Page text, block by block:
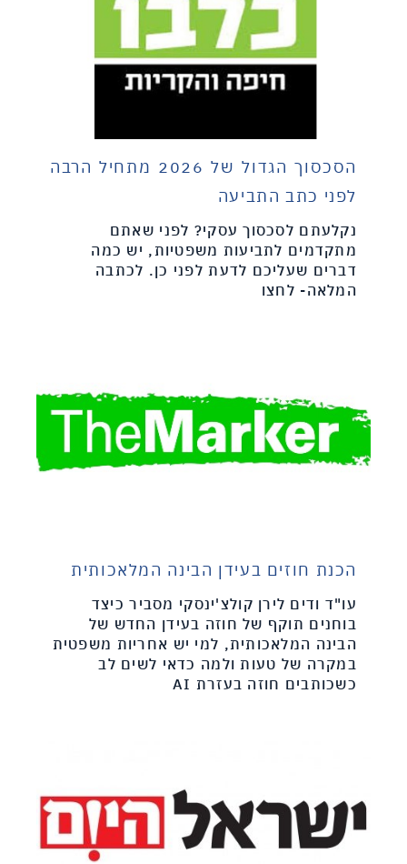
הסכסוך הגדול של 2026 מתחיל הרבה
לפני כתב התביעה
נקלעתם לסכסוך עסקי? לפני שאתם
מתקדמים לתביעות משפטיות, יש כמה
דברים שעליכם לדעת לפני כן. לכתבה
המלאה- לחצו
הכנת חוזים בעידן הבינה המלאכותית
עו"ד ודים לירן קולצ'ינסקי מסביר כיצד
בוחנים תוקף של חוזה בעידן החדש של
הבינה המלאכותית, למי יש אחריות משפטית
במקרה של טעות ולמה כדאי לשים לב
כשכותבים חוזה בעזרת AI